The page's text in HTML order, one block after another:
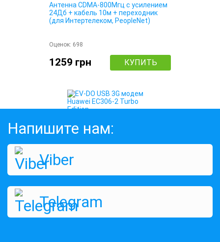
Антенна CDMA-800Мгц с усилением
24Дб + кабель 10м + переходник
(для Интертелеком, PeopleNet)
Оценок: 698
1259 грн КУПИТЬ
Напишите нам:
Viber
Telegram